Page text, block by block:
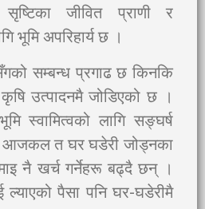
जीवित प्राणी र
भूमि अपरिहार्य छ ।
सम्बन्ध प्रगाढ छ किनकि
उत्पादनमै जोडिएको छ ।
स्वामित्वको लागि सङ्घर्ष
आजकल त घर घडेरी जोड्नका
नै खर्च गर्नेहरू बढ्दै छन् ।
ल्याएको पैसा पनि घर-घडेरीमै